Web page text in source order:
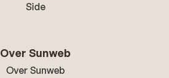
Side
Over Sunweb
Over Sunweb